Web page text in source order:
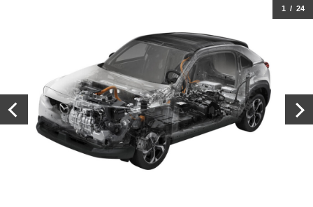
1 / 24